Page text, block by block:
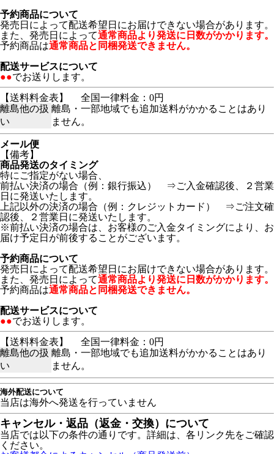
予約商品について
発売日によって配送希望日にお届けできない場合があります。
また、発売日によって通常商品より発送に日数がかかります。
予約商品は通常商品と同梱発送できません。
配送サービスについて
●●でお送りします。
【送料料金表】
全国一律料金：0円
離島他の扱
い
離島・一部地域でも追加送料がかかることはあり
ません。
メール便
【備考】
商品発送のタイミング
特にご指定がない場合、
前払い決済の場合（例：銀行振込） ⇒ご入金確認後、２営業
日に発送いたします。
上記以外の決済の場合（例：クレジットカード） ⇒ご注文確
認後、２営業日に発送いたします。
※前払い決済の場合は、お客様のご入金タイミングにより、お
届け予定日が前後することがございます。
予約商品について
発売日によって配送希望日にお届けできない場合があります。
また、発売日によって通常商品より発送に日数がかかります。
予約商品は通常商品と同梱発送できません。
配送サービスについて
●●でお送りします。
【送料料金表】
全国一律料金：0円
離島他の扱
い
離島・一部地域でも追加送料がかかることはあり
ません。
海外配送について
当店は海外へ発送を行っていません
キャンセル・返品（返金・交換）について
当店では以下の条件の通りです。詳細は、各リンク先をご確認
ください。